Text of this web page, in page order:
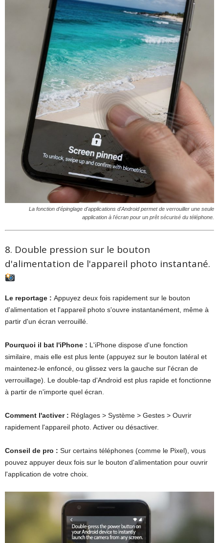
La fonction d'épinglage d'applications d'Android permet de verrouiller une seule
application à l'écran pour un prêt sécurisé du téléphone.
8. Double pression sur le bouton
d'alimentation de l'appareil photo instantané.
Le reportage : Appuyez deux fois rapidement sur le bouton
d'alimentation et l'appareil photo s'ouvre instantanément, même à
partir d'un écran verrouillé.
Pourquoi il bat l'iPhone : L'iPhone dispose d'une fonction
similaire, mais elle est plus lente (appuyez sur le bouton latéral et
maintenez-le enfoncé, ou glissez vers la gauche sur l'écran de
verrouillage). Le double-tap d'Android est plus rapide et fonctionne
à partir de n'importe quel écran.
Comment l'activer : Réglages > Système > Gestes > Ouvrir
rapidement l'appareil photo. Activer ou désactiver.
Conseil de pro : Sur certains téléphones (comme le Pixel), vous
pouvez appuyer deux fois sur le bouton d'alimentation pour ouvrir
l'application de votre choix.